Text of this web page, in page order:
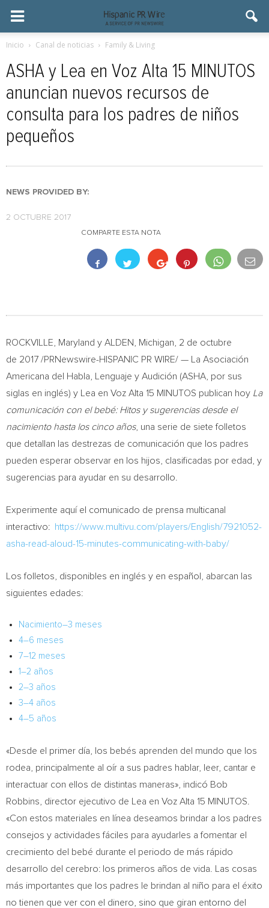
Inicio Canal de noticias Family & Living
ASHA y Lea en Voz Alta 15 MINUTOS
anuncian nuevos recursos de
consulta para los padres de niños
pequeños
NEWS PROVIDED BY:
2 OCTUBRE 2017
COMPARTE ESTA NOTA
ROCKVILLE, Maryland y ALDEN, Michigan , 2 de octubre
de 2017 /PRNewswire-HISPANIC PR WIRE/ — La Asociación
Americana del Habla, Lenguaje y Audición (ASHA, por sus
siglas en inglés) y Lea en Voz Alta 15 MINUTOS publican hoy La
comunicación con el bebé: Hitos y sugerencias desde el
nacimiento hasta los cinco años, una serie de siete folletos
que detallan las destrezas de comunicación que los padres
pueden esperar observar en los hijos, clasificadas por edad, y
sugerencias para ayudar en su desarrollo.
Experimente aquí el comunicado de prensa multicanal
interactivo:
https://www.multivu.com/players/English/7921052-
asha-read-aloud-15-minutes-communicating-with-baby/
Los folletos, disponibles en inglés y en español, abarcan las
siguientes edades:
Nacimiento–3 meses
4–6 meses
7–12 meses
1–2 años
2–3 años
3–4 años
4–5 años
«Desde el primer día, los bebés aprenden del mundo que los
rodea, principalmente al oír a sus padres hablar, leer, cantar e
interactuar con ellos de distintas maneras», indicó Bob
Robbins , director ejecutivo de Lea en Voz Alta 15 MINUTOS.
«Con estos materiales en línea deseamos brindar a los padres
consejos y actividades fáciles para ayudarles a fomentar el
crecimiento del bebé durante el periodo de más rápido
desarrollo del cerebro: los primeros años de vida. Las cosas
más importantes que los padres le brindan al niño para el éxito
no tienen que ver con el dinero, sino que giran entorno del